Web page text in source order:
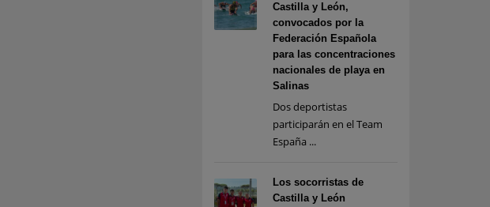
Castilla y León,
convocados por la
Federación Española
para las concentraciones
nacionales de playa en
Salinas
Dos deportistas
participarán en el Team
España ...
Los socorristas de
Castilla y León